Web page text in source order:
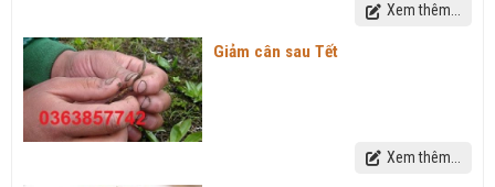
Xem thêm...
Giảm cân sau Tết
Xem thêm...